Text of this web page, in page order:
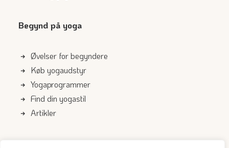
Begynd på yoga
Øvelser for begyndere
Køb yogaudstyr
Yogaprogrammer
Find din yogastil
Artikler